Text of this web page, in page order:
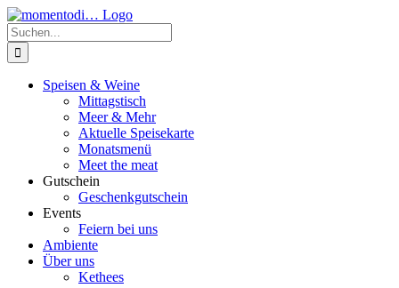
Zum
Inhalt
springen
Suche
nach:
Speisen & Weine
Mittagstisch
Meer & Mehr
Aktuelle Speisekarte
Monatsmenü
Meet the meat
Gutschein
Geschenkgutschein
Events
Feiern bei uns
Ambiente
Über uns
Kethees